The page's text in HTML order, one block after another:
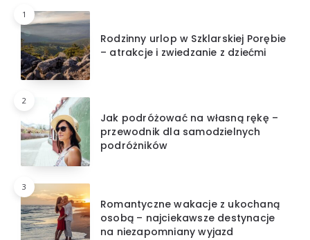
1
Rodzinny urlop w Szklarskiej Porębie
– atrakcje i zwiedzanie z dziećmi
2
Jak podróżować na własną rękę –
przewodnik dla samodzielnych
podróżników
3
Romantyczne wakacje z ukochaną
osobą – najciekawsze destynacje
na niezapomniany wyjazd